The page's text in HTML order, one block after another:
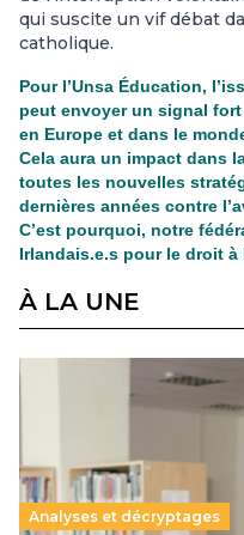
qui suscite un vif débat
catholique.
Pour l’Unsa Éducation,
peut envoyer un signal
en Europe et dans le
Cela aura un impact dans
toutes les nouvelles
dernières années contre
C’est pourquoi, notre
Irlandais.e.s pour le droit à
À LA UNE
Analyses et décryptages